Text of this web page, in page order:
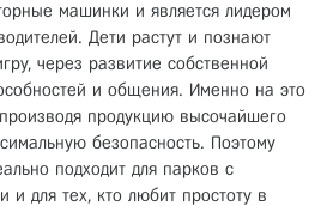
машинки и является лидером
Дети растут и познают
через развитие собственной
и общения. Именно на это
продукцию высочайшего
безопасность. Поэтому
подходит для парков с
для тех, кто любит простоту в